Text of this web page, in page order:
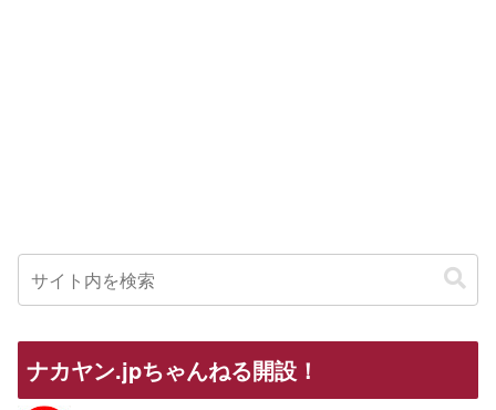
ナカヤン.jpちゃんねる開設！